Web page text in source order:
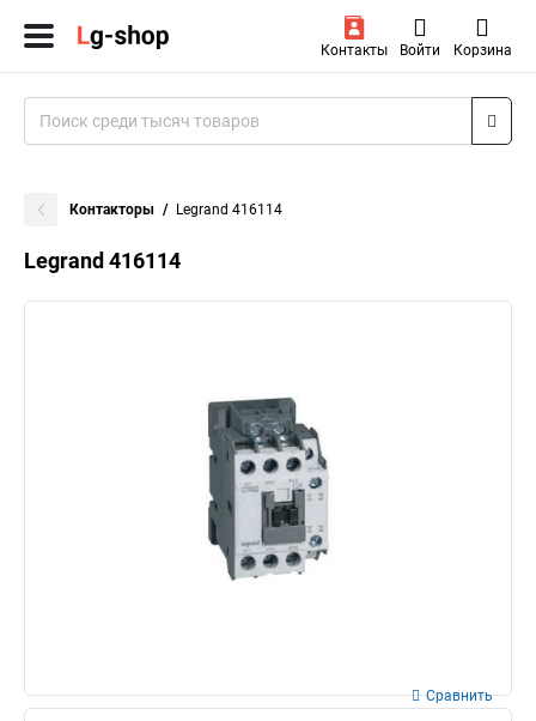
Контакты Войти Корзина
Контакторы Legrand 416114
Legrand 416114
Сравнить